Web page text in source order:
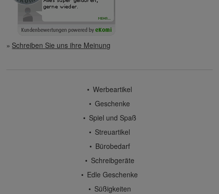
Schreiben Sie uns ihre Meinung
Werbeartikel
Geschenke
Spiel und Spaß
Streuartikel
Bürobedarf
Schreibgeräte
Edle Geschenke
Süßigkeiten